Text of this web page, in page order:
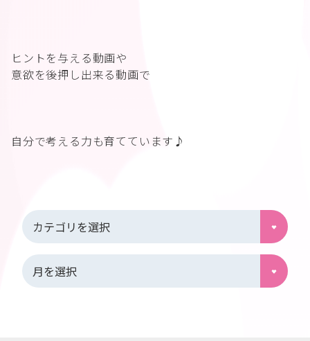
ヒントを与える動画や
意欲を後押し出来る動画で
自分で考える力も育てています♪